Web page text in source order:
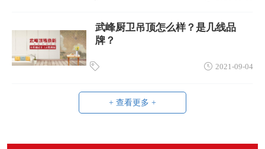
武峰厨卫吊顶怎么样？是几线品
牌？
2021-09-04
+ 查看更多 +